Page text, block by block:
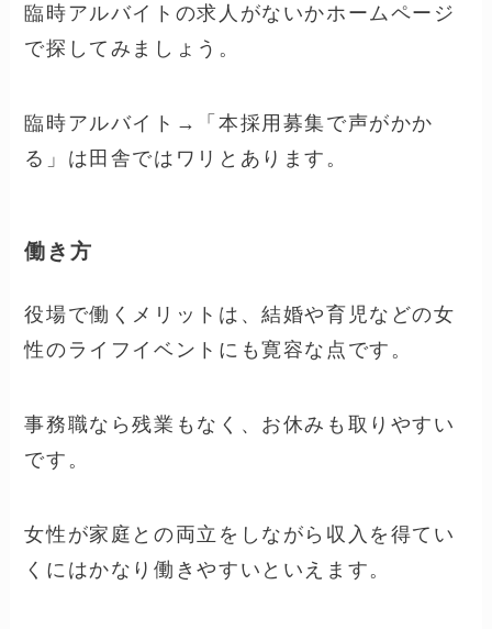
臨時アルバイトの求人がないかホームページ
で探してみましょう。
臨時アルバイト→「本採用募集で声がかか
る」は田舎ではワリとあります。
働き方
役場で働くメリットは、結婚や育児などの女
性のライフイベントにも寛容な点です。
事務職なら残業もなく、お休みも取りやすい
です。
女性が家庭との両立をしながら収入を得てい
くにはかなり働きやすいといえます。